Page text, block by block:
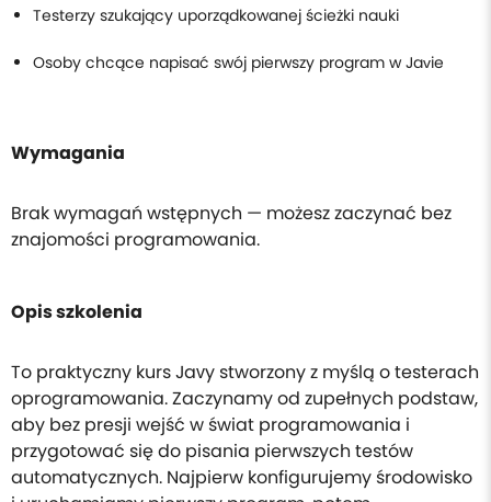
Testerzy szukający uporządkowanej ścieżki nauki
Osoby chcące napisać swój pierwszy program w Javie
Wymagania
Brak wymagań wstępnych — możesz zaczynać bez
znajomości programowania.
Opis szkolenia
To praktyczny kurs Javy stworzony z myślą o testerach
oprogramowania. Zaczynamy od zupełnych podstaw,
aby bez presji wejść w świat programowania i
przygotować się do pisania pierwszych testów
automatycznych. Najpierw konfigurujemy środowisko